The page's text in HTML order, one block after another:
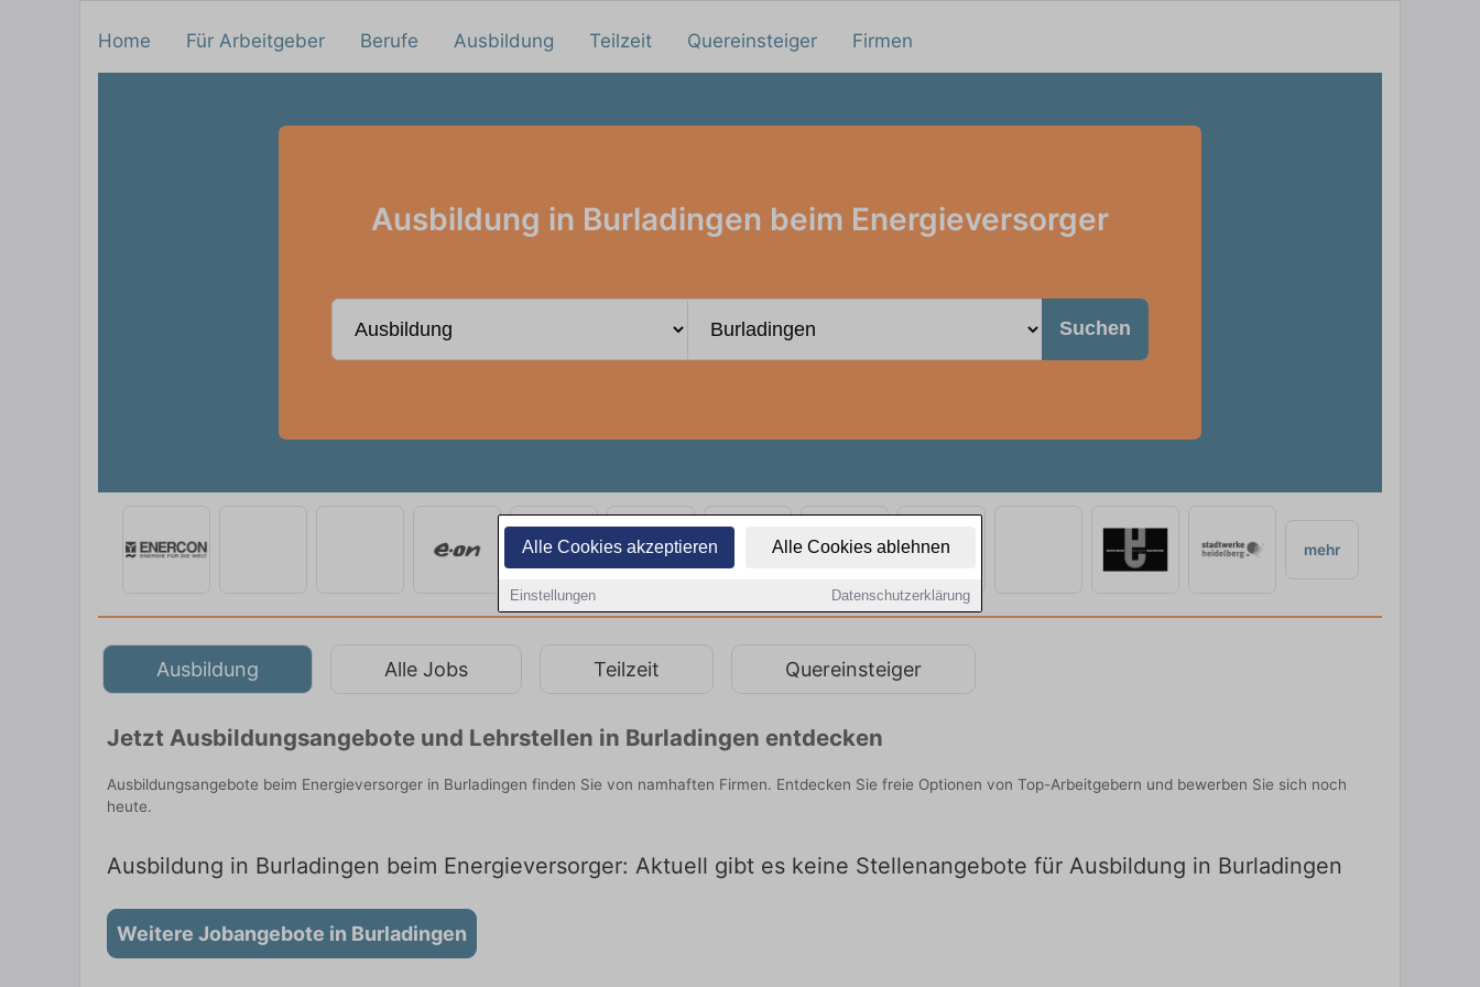
Alle Cookies akzeptieren Alle Cookies ablehnen
Einstellungen Datenschutzerklärung
Home Für Arbeitgeber Berufe Ausbildung Teilzeit Quereinsteiger Firmen
Ausbildung in Burladingen beim Energieversorger
Suchen
mehr
Ausbildung Alle Jobs Teilzeit Quereinsteiger
Jetzt Ausbildungsangebote und Lehrstellen in Burladingen entdecken
Ausbildungsangebote beim Energieversorger in Burladingen finden Sie von namhaften Firmen. Entdecken Sie freie Optionen von Top-Arbeitgebern und bewerben Sie sich noch
heute.
Ausbildung in Burladingen beim Energieversorger: Aktuell gibt es keine Stellenangebote für Ausbildung in Burladingen
Weitere Jobangebote in Burladingen